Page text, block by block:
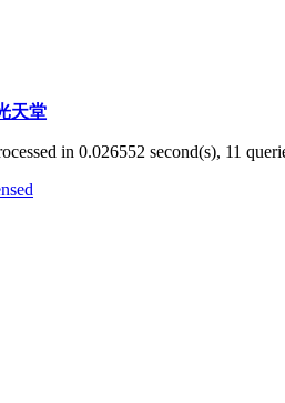
天堂
in 0.026552 second(s), 11